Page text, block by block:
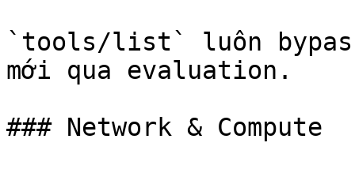
`tools/list` luôn
mới qua evaluation.
### Network & Compute